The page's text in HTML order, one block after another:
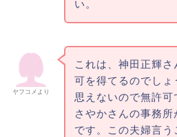
い。
ヤフコメより
これは、神田正輝
可を得てるのでしょ
思えないので無許
さやかさんの事務
です。この夫婦言